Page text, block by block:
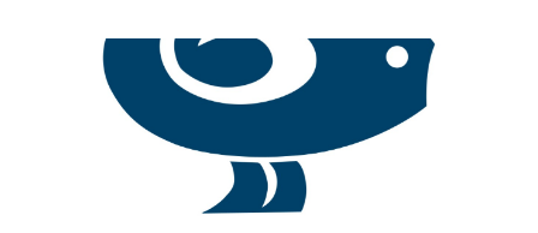
DOĞA MAHALLESİ
DOĞANPINAR MAHALLESİ